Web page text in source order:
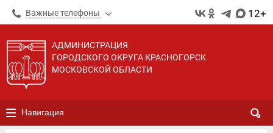
Важные телефоны 12+
АДМИНИСТРАЦИЯ
ГОРОДСКОГО ОКРУГА КРАСНОГОРСК
МОСКОВСКОЙ ОБЛАСТИ
Навигация